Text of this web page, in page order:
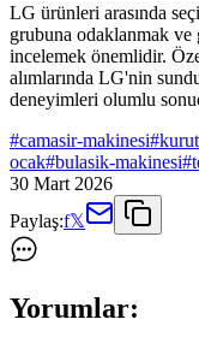
LG ürünleri arasında
grubuna odaklanmak ve
incelemek önemlidir.
alımlarında LG'nin
deneyimleri olumlu
#camasir-makinesi#
ocak#bulasik-makinesi#
30 Mart 2026
Paylaş:f𝕏
Yorumlar: